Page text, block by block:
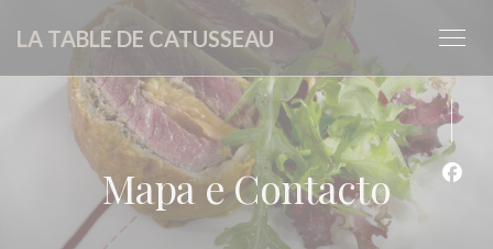
Painel de Gerenciamento de Cookies
LA TABLE DE CATUSSEAU
Mapa e Contacto